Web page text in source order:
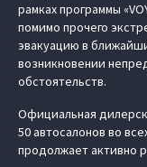
рамках программы
помимо прочего
эвакуацию в
возникновении
обстоятельств.
Официальная
50 автосалонов во
продолжает активно